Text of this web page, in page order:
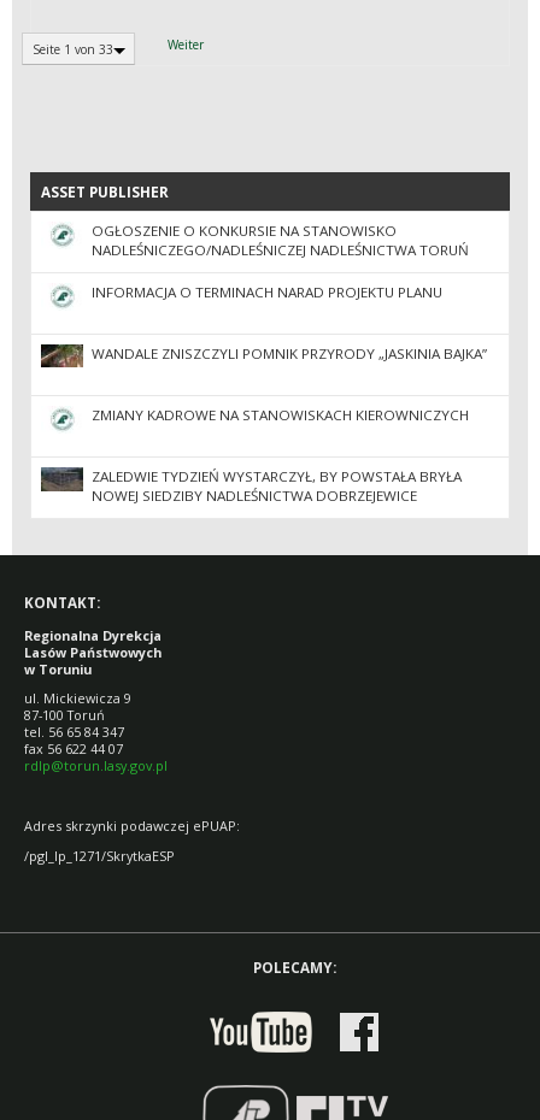
Seite 1 von 33 Weiter
ASSET PUBLISHER
ASSET PUBLISHER
OGŁOSZENIE O KONKURSIE NA STANOWISKO
NADLEŚNICZEGO/NADLEŚNICZEJ NADLEŚNICTWA TORUŃ
INFORMACJA O TERMINACH NARAD PROJEKTU PLANU
WANDALE ZNISZCZYLI POMNIK PRZYRODY „JASKINIA BAJKA”
ZMIANY KADROWE NA STANOWISKACH KIEROWNICZYCH
ZALEDWIE TYDZIEŃ WYSTARCZYŁ, BY POWSTAŁA BRYŁA
NOWEJ SIEDZIBY NADLEŚNICTWA DOBRZEJEWICE
KONTAKT:
Regionalna Dyrekcja
Lasów Państwowych
w Toruniu
ul. Mickiewicza 9
87-100 Toruń
tel. 56 65 84 347
fax 56 622 44 07
rdlp@torun.lasy.gov.pl
Adres skrzynki podawczej ePUAP:
/pgl_lp_1271/SkrytkaESP
POLECAMY: